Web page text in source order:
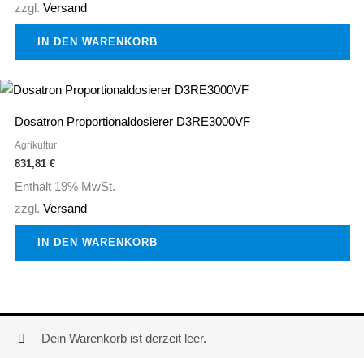
zzgl. Versand
IN DEN WARENKORB
Dosatron Proportionaldosierer D3RE3000VF
Agrikultur
831,81 €
Enthält 19% MwSt.
zzgl. Versand
IN DEN WARENKORB
Dein Warenkorb ist derzeit leer.